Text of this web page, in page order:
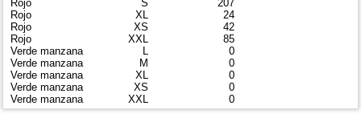
Rojo
S
207
Rojo
XL
24
Rojo
XS
42
Rojo
XXL
85
Verde manzana
L
0
Verde manzana
M
0
Verde manzana
XL
0
Verde manzana
XS
0
Verde manzana
XXL 0